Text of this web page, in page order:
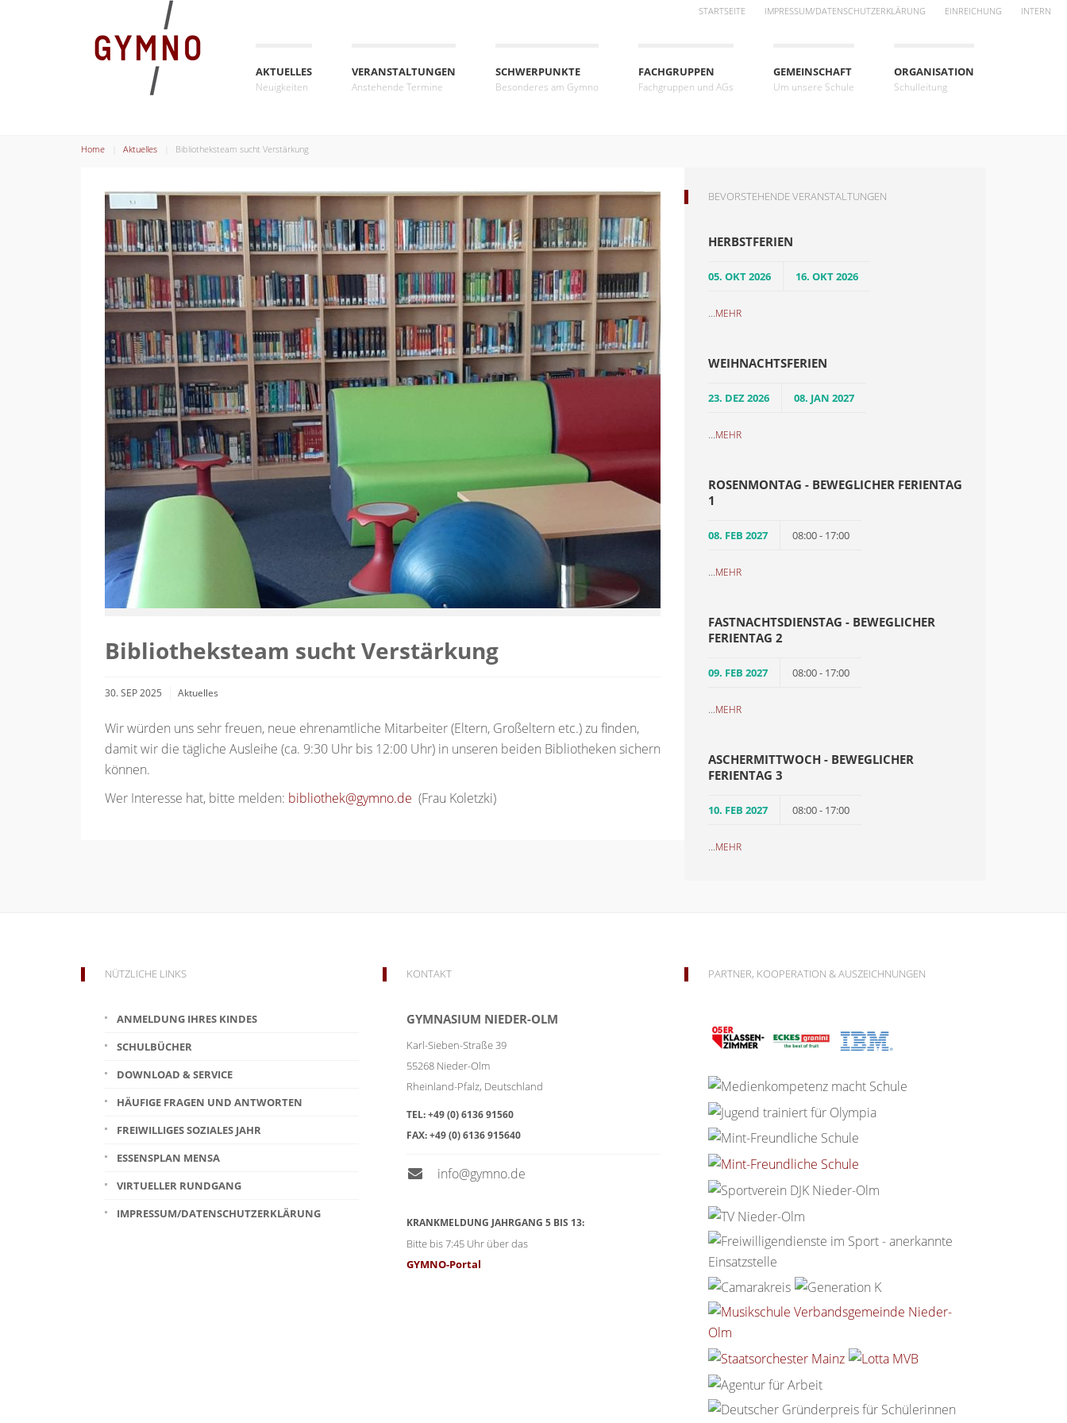
STARTSEITE IMPRESSUM/DATENSCHUTZERKLÄRUNG EINREICHUNG INTERN
AKTUELLES
Neuigkeiten
VERANSTALTUNGEN
Anstehende Termine
SCHWERPUNKTE
Besonderes am Gymno
FACHGRUPPEN
Fachgruppen und AGs
GEMEINSCHAFT
Um unsere Schule
ORGANISATION
Schulleitung
Home Aktuelles Bibliotheksteam sucht Verstärkung
Bibliotheksteam sucht Verstärkung
30. SEP 2025 Aktuelles
Wir würden uns sehr freuen, neue ehrenamtliche Mitarbeiter (Eltern, Großeltern etc.) zu finden,
damit wir die tägliche Ausleihe (ca. 9:30 Uhr bis 12:00 Uhr) in unseren beiden Bibliotheken sichern
können.
Wer Interesse hat, bitte melden: bibliothek@gymno.de (Frau Koletzki)
BEVORSTEHENDE VERANSTALTUNGEN
HERBSTFERIEN
05. OKT 2026 16. OKT 2026
...MEHR
WEIHNACHTSFERIEN
23. DEZ 2026 08. JAN 2027
...MEHR
ROSENMONTAG - BEWEGLICHER FERIENTAG
1
08. FEB 2027 08:00 - 17:00
...MEHR
FASTNACHTSDIENSTAG - BEWEGLICHER
FERIENTAG 2
09. FEB 2027 08:00 - 17:00
...MEHR
ASCHERMITTWOCH - BEWEGLICHER
FERIENTAG 3
10. FEB 2027 08:00 - 17:00
...MEHR
NÜTZLICHE LINKS
ANMELDUNG IHRES KINDES
SCHULBÜCHER
DOWNLOAD & SERVICE
HÄUFIGE FRAGEN UND ANTWORTEN
FREIWILLIGES SOZIALES JAHR
ESSENSPLAN MENSA
VIRTUELLER RUNDGANG
IMPRESSUM/DATENSCHUTZERKLÄRUNG
KONTAKT
GYMNASIUM NIEDER-OLM
Karl-Sieben-Straße 39
55268 Nieder-Olm
Rheinland-Pfalz, Deutschland
TEL:+49 (0) 6136 91560
FAX:+49 (0) 6136 915640
info@gymno.de
KRANKMELDUNG JAHRGANG 5 BIS 13:
Bitte bis 7:45 Uhr über das
GYMNO-Portal
PARTNER, KOOPERATION & AUSZEICHNUNGEN